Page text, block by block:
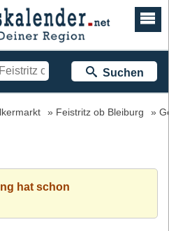
Suchen
Feistritz ob Bleiburg
hat schon